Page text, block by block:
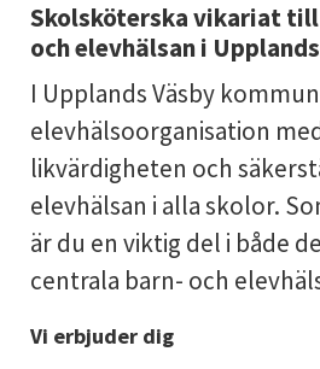
Skolsköterska vikariat till
och elevhälsan i
I Upplands Väsby
elevhälsoorganisation
likvärdigheten och
elevhälsan i alla skolor.
är du en viktig del i både
centrala barn- och
Vi erbjuder dig